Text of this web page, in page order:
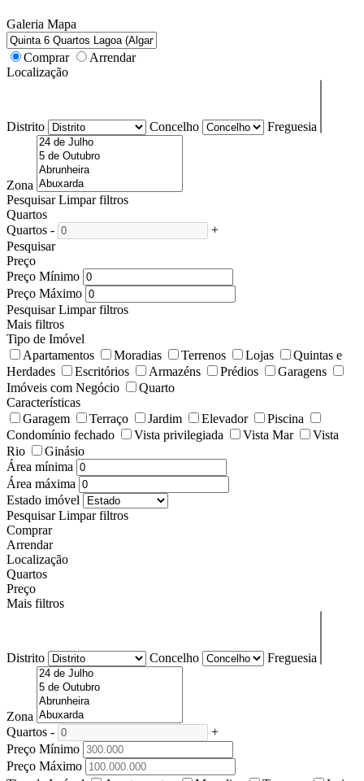
Galeria Mapa
Comprar
Arrendar
Localização
Distrito Concelho Freguesia
Zona
Pesquisar Limpar filtros
Quartos
Quartos -
+
Pesquisar
Preço
Preço Mínimo
Preço Máximo
Pesquisar Limpar filtros
Mais filtros
Tipo de Imóvel
Apartamentos
Moradias Terrenos Lojas
Quintas e
Herdades
Escritórios Armazéns Prédios
Garagens
Imóveis com Negócio
Quarto
Características
Garagem
Terraço Jardim Elevador
Piscina
Condomínio fechado
Vista privilegiada Vista Mar
Vista
Rio
Ginásio
Área mínima
Área máxima
Estado imóvel
Pesquisar Limpar filtros
Comprar
Arrendar
Localização
Quartos
Preço
Mais filtros
Distrito Concelho Freguesia
Zona
Quartos -
+
Preço Mínimo
Preço Máximo